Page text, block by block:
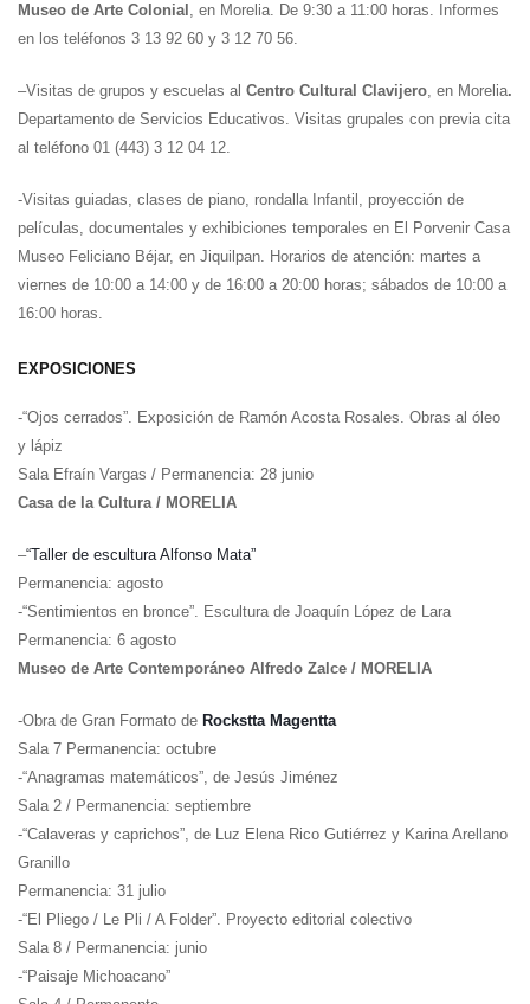
Museo de Arte Colonial , en Morelia. De 9:30 a 11:00 horas. Informes
en los teléfonos 3 13 92 60 y 3 12 70 56.
–Visitas de grupos y escuelas al Centro Cultural Clavijero, en Morelia.
Departamento de Servicios Educativos. Visitas grupales con previa cita
al teléfono 01 (443) 3 12 04 12.
-Visitas guiadas, clases de piano, rondalla Infantil, proyección de
películas, documentales y exhibiciones temporales en El Porvenir Casa
Museo Feliciano Béjar, en Jiquilpan. Horarios de atención: martes a
viernes de 10:00 a 14:00 y de 16:00 a 20:00 horas; sábados de 10:00 a
16:00 horas.
EXPOSICIONES
-“Ojos cerrados”. Exposición de Ramón Acosta Rosales. Obras al óleo
y lápiz
Sala Efraín Vargas / Permanencia: 28 junio
Casa de la Cultura / MORELIA
–“Taller de escultura Alfonso Mata”
Permanencia: agosto
-“Sentimientos en bronce”. Escultura de Joaquín López de Lara
Permanencia: 6 agosto
Museo de Arte Contemporáneo Alfredo Zalce / MORELIA
-Obra de Gran Formato de Rockstta Magentta
Sala 7 Permanencia: octubre
-“Anagramas matemáticos”, de Jesús Jiménez
Sala 2 / Permanencia: septiembre
-“Calaveras y caprichos”, de Luz Elena Rico Gutiérrez y Karina Arellano
Granillo
Permanencia: 31 julio
-“El Pliego / Le Pli / A Folder”. Proyecto editorial colectivo
Sala 8 / Permanencia: junio
-“Paisaje Michoacano”